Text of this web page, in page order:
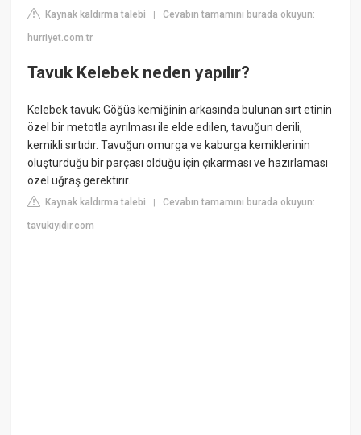
Kaynak kaldırma talebi |Cevabın tamamını burada okuyun:
hurriyet.com.tr
Tavuk Kelebek neden yapılır?
Kelebek tavuk; Göğüs kemiğinin arkasında bulunan sırt etinin
özel bir metotla ayrılması ile elde edilen, tavuğun derili,
kemikli sırtıdır. Tavuğun omurga ve kaburga kemiklerinin
oluşturduğu bir parçası olduğu için çıkarması ve hazırlaması
özel uğraş gerektirir.
Kaynak kaldırma talebi |Cevabın tamamını burada okuyun:
tavukiyidir.com